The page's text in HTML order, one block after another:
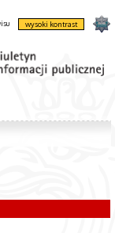
wysoki kontrast